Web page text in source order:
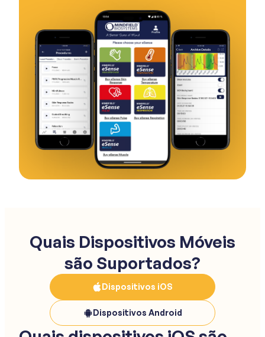
Quais Dispositivos Móveis
são Suportados?
Dispositivos iOS
Dispositivos Android